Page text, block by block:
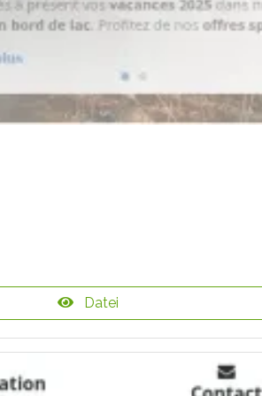
Datei